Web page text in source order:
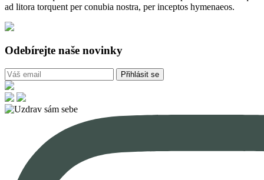
ad litora torquent per conubia nostra, per inceptos hymenaeos.
Odebírejte naše novinky
Přihlásit se